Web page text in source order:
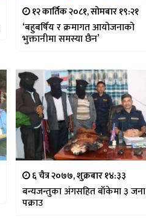
१२ कार्तिक २०८१, सोमबार १९:२१
‘बहुबर्षिय र क्रमागत आयोजनाको
भुक्तानीमा समस्या छैन’
६ चैत्र २०७७, शुक्रबार १४:३३
बन्यजन्तुका अंगसहित बाँकेमा ३ जना
पक्राउ